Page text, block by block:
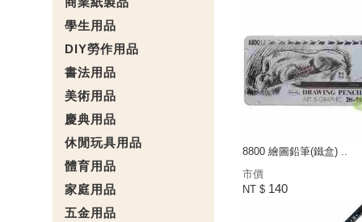
學生用品
DIY勞作用品
書法用品
美術用品
慶典用品
休閒玩具用品
體育用品
家庭用品
五金用品
8800 繪圖鉛筆(鐵盒) ..
市價
NT $ 140